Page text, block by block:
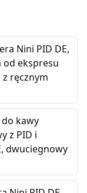
Nini PID DE,
od ekspresu
ręcznym
kawy
z PID i
dwuciegnowy